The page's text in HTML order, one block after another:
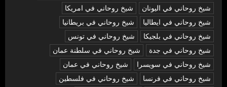
شيخ روحاني في اليونان
شيخ روحاني في امريكا
شيخ روحاني في ايطاليا
شيخ روحاني في بريطانيا
شيخ روحاني في بلجيكا
شيخ روحاني في تونس
شيخ روحاني في جدة
شيخ روحاني في سلطنة عمان
شيخ روحاني في سويسرا
شيخ روحاني في عمان
شيخ روحاني في فرنسا
شيخ روحاني في فلسطين